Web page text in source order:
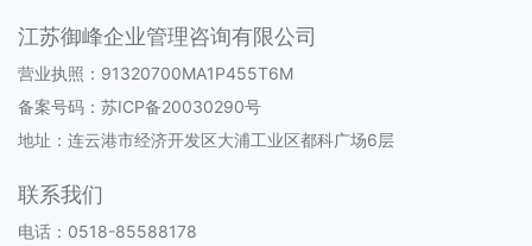
江苏御峰企业管理咨询有限公司
营业执照：91320700MA1P455T6M
备案号码： 苏ICP备20030290号
地址：连云港市经济开发区大浦工业区都科广场6层
联系我们
电话：0518-85588178